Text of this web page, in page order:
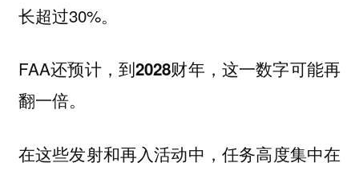
长超过30%。
FAA还预计， 到2028财年，这一数字可能再
翻一倍。
在这些发射和再入活动中，任务高度集中在